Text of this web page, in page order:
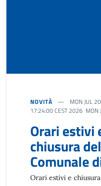
NOVITÀ
MON JUL
17:24:00 CEST 2026 MON
Orari estivi
chiusura
Comunale
Orari estivi e